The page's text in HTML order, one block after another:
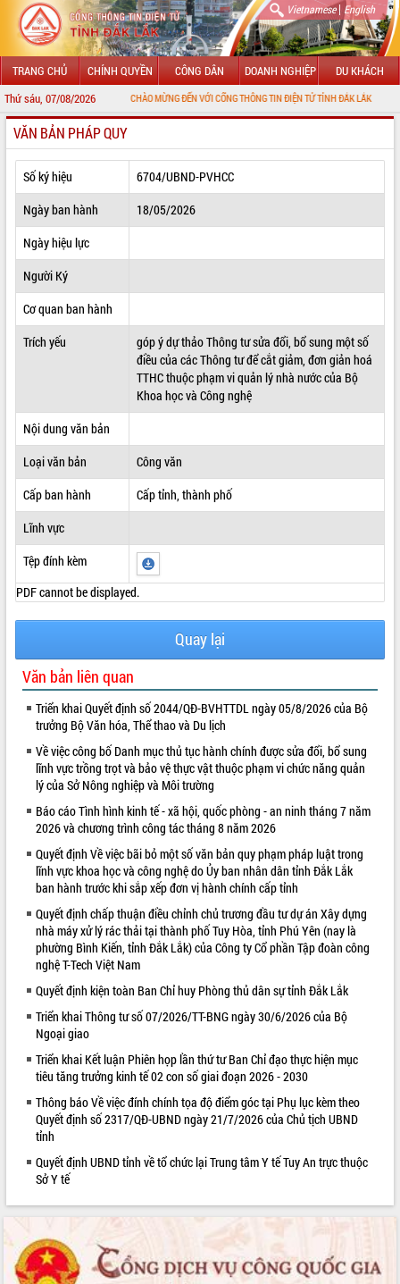
Vietnamese| English
TRANG CHỦ CHÍNH QUYỀN CÔNG DÂN DOANH NGHIỆP DU KHÁCH
Thứ sáu, 07/08/2026CHÀO MỪNG ĐẾN VỚI CỔNG THÔNG TIN ĐIỆN TỬ TỈNH ĐẮK LẮK
GIỚI THIỆU
LÃNH ĐẠO UBND TỈNH
TIN TỨC SỰ KIỆN
SỞ, BAN, NGÀNH
UBND CÁC XÃ, PHƯỜNG
THÔNG TIN CHỈ ĐẠO ĐIỀU HÀNH
HỆ THỐNG VĂN BẢN
ĐIỂM TIN VĂN BẢN
QUY HOẠCH - KẾ HOẠCH
VIDEO
Loading the player...
Khám bệnh, cấp phát thuốc miễn phí
và tặng quà người dân xã Cư Pui
Hội nghị UBND tỉnh Đắk Lắk thường kỳ
tháng 7/2026
Lễ truy tặng danh hiệu “Bà Mẹ Việt
Nam Anh hùng” và trao Huân chương
Lao động
UBND tỉnh Đắk Lắk triển khai nhiệm
vụ 6 tháng cuối năm 2026
Kỳ họp thứ Hai, Hội đồng nhân dân
tỉnh khóa XI quyết nghị nhiều nội dung
quan trọng
Bí thư Tỉnh ủy Lương Nguyễn Minh
Triết thăm, tặng quà người có công với
cách mạng
Rà soát, hoàn thiện hệ thống thiết chế
phát triển mới
Thường trực HĐND tỉnh Đắk Lắk gặp
mặt Đoàn chuyên gia y tế TP. Hồ Chí
Minh
ALBUM ẢNH
VĂN BẢN PHÁP QUY
Số ký hiệu
6704/UBND-PVHCC
Ngày ban hành
18/05/2026
Ngày hiệu lực
Người Ký
Cơ quan ban hành
Trích yếu
góp ý dự thảo Thông tư sửa đổi, bổ sung một số
điều của các Thông tư để cắt giảm, đơn giản hoá
TTHC thuộc phạm vi quản lý nhà nước của Bộ
Khoa học và Công nghệ
Nội dung văn bản
Loại văn bản
Công văn
Cấp ban hành
Cấp tỉnh, thành phố
Lĩnh vực
Tệp đính kèm
PDF cannot be displayed.
Quay lại
Văn bản liên quan
Triển khai Quyết định số 2044/QĐ-BVHTTDL ngày 05/8/2026 của Bộ
trưởng Bộ Văn hóa, Thể thao và Du lịch
Về việc công bố Danh mục thủ tục hành chính được sửa đổi, bổ sung
lĩnh vực trồng trọt và bảo vệ thực vật thuộc phạm vi chức năng quản
lý của Sở Nông nghiệp và Môi trường
Báo cáo Tình hình kinh tế - xã hội, quốc phòng - an ninh tháng 7 năm
2026 và chương trình công tác tháng 8 năm 2026
Quyết định Về việc bãi bỏ một số văn bản quy phạm pháp luật trong
lĩnh vực khoa học và công nghệ do Ủy ban nhân dân tỉnh Đắk Lắk
ban hành trước khi sắp xếp đơn vị hành chính cấp tỉnh
Quyết định chấp thuận điều chỉnh chủ trương đầu tư dự án Xây dựng
nhà máy xử lý rác thải tại thành phố Tuy Hòa, tỉnh Phú Yên (nay là
phường Bình Kiến, tỉnh Đắk Lắk) của Công ty Cổ phần Tập đoàn công
nghệ T-Tech Việt Nam
Quyết định kiện toàn Ban Chỉ huy Phòng thủ dân sự tỉnh Đắk Lắk
Triển khai Thông tư số 07/2026/TT-BNG ngày 30/6/2026 của Bộ
Ngoại giao
Triển khai Kết luận Phiên họp lần thứ tư Ban Chỉ đạo thực hiện mục
tiêu tăng trưởng kinh tế 02 con số giai đoạn 2026 - 2030
Thông báo Về việc đính chính tọa độ điểm góc tại Phụ lục kèm theo
Quyết định số 2317/QĐ-UBND ngày 21/7/2026 của Chủ tịch UBND
tỉnh
Quyết định UBND tỉnh về tổ chức lại Trung tâm Y tế Tuy An trực thuộc
Sở Y tế